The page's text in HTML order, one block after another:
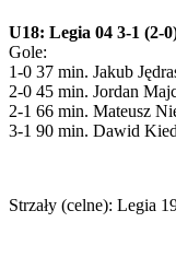
U18: Legia 04 3-1 (2-
Gole:
1-0 37 min. Jakub
2-0 45 min. Jordan
2-1 66 min. Mateusz
3-1 90 min. Dawid
Strzały (celne): Legia